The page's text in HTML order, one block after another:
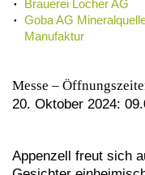
Brauerei Locher AG
Goba AG
Manufaktur
Messe –
20. Oktober 2024:
Appenzell freut sich